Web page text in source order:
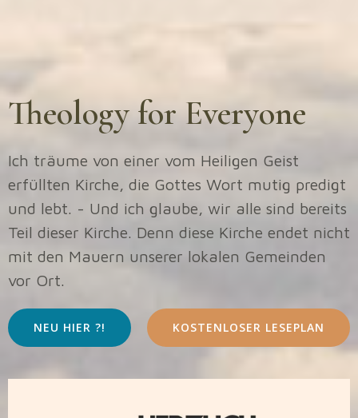
Theology for Everyone
Ich träume von einer vom Heiligen Geist
erfüllten Kirche, die Gottes Wort mutig predigt
und lebt. - Und ich glaube, wir alle sind bereits
Teil dieser Kirche. Denn diese Kirche endet nicht
mit den Mauern unserer lokalen Gemeinden
vor Ort.
NEU HIER ?! KOSTENLOSER LESEPLAN